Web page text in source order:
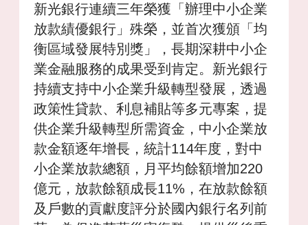
新光銀行連續三年榮獲「辦理中小企業
放款績優銀行」殊榮，並首次獲頒「均
衡區域發展特別獎」，長期深耕中小企
業金融服務的成果受到肯定。新光銀行
持續支持中小企業升級轉型發展，透過
政策性貸款、利息補貼等多元專案，提
供企業升級轉型所需資金，中小企業放
款金額逐年增長，統計114年度，對中
小企業放款總額，月平均餘額增加220
億元，放款餘額成長11%，在放款餘額
及戶數的貢獻度評分於國內銀行名列前